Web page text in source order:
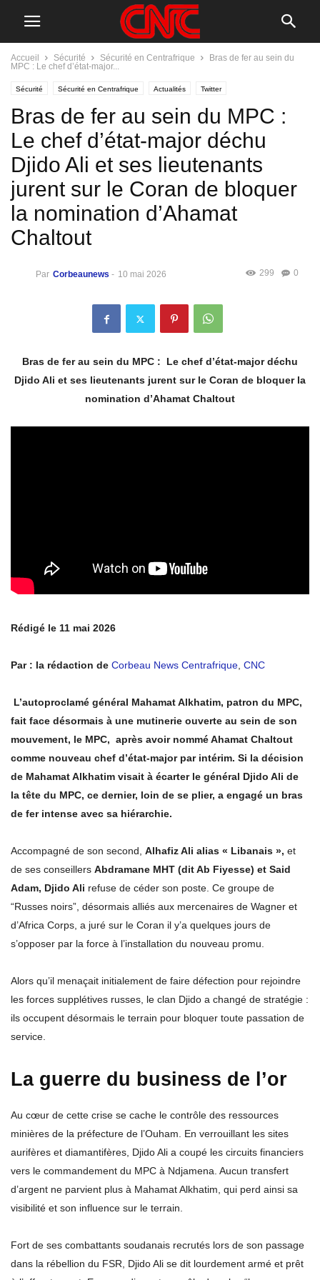
Accueil Sécurité Sécurité en Centrafrique
Bras de fer au sein du
MPC : Le chef d’état-major...
Sécurité Sécurité en Centrafrique Actualités Twitter
Bras de fer au sein du MPC :
Le chef d’état-major déchu
Djido Ali et ses lieutenants
jurent sur le Coran de bloquer
la nomination d’Ahamat
Chaltout
Par Corbeaunews - 10 mai 2026 0
299
Bras de fer au sein du MPC : Le chef d’état-major déchu
Djido Ali et ses lieutenants jurent sur le Coran de bloquer la
nomination d’Ahamat Chaltout
Rédigé le 11 mai 2026
Par : la rédaction de Corbeau News Centrafrique, CNC
L’autoproclamé général Mahamat Alkhatim, patron du MPC,
fait face désormais à une mutinerie ouverte au sein de son
mouvement, le MPC, après avoir nommé Ahamat Chaltout
comme nouveau chef d’état-major par intérim. Si la décision
de Mahamat Alkhatim visait à écarter le général Djido Ali de
la tête du MPC, ce dernier, loin de se plier, a engagé un bras
de fer intense avec sa hiérarchie.
Accompagné de son second, Alhafiz Ali alias « Libanais », et
de ses conseillers Abdramane MHT (dit Ab Fiyesse) et Said
Adam, Djido Ali refuse de céder son poste. Ce groupe de
“Russes noirs”, désormais alliés aux mercenaires de Wagner et
d’Africa Corps, a juré sur le Coran il y’a quelques jours de
s’opposer par la force à l’installation du nouveau promu.
Alors qu’il menaçait initialement de faire défection pour rejoindre
les forces supplétives russes, le clan Djido a changé de stratégie :
ils occupent désormais le terrain pour bloquer toute passation de
service.
La guerre du business de l’or
Au cœur de cette crise se cache le contrôle des ressources
minières de la préfecture de l’Ouham. En verrouillant les sites
aurifères et diamantifères, Djido Ali a coupé les circuits financiers
vers le commandement du MPC à Ndjamena. Aucun transfert
d’argent ne parvient plus à Mahamat Alkhatim, qui perd ainsi sa
visibilité et son influence sur le terrain.
Fort de ses combattants soudanais recrutés lors de son passage
dans la rébellion du FSR, Djido Ali se dit lourdement armé et prêt